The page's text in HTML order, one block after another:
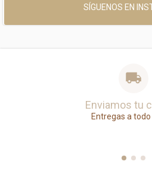
SÍGUENOS EN
Enviamos tu
Entregas a todo